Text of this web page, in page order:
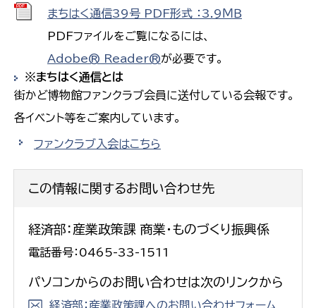
まちはく通信39号 PDF形式 ：3.9ＭＢ
PDFファイルをご覧になるには、
Adobe® Reader®が必要です。
※まちはく通信とは
街かど博物館ファンクラブ会員に送付している会報です。
各イベント等をご案内しています。
ファンクラブ入会はこちら
この情報に関するお問い合わせ先
経済部：産業政策課 商業・ものづくり振興係
電話番号：0465-33-1511
パソコンからのお問い合わせは次のリンクから
経済部：産業政策課へのお問い合わせフォーム